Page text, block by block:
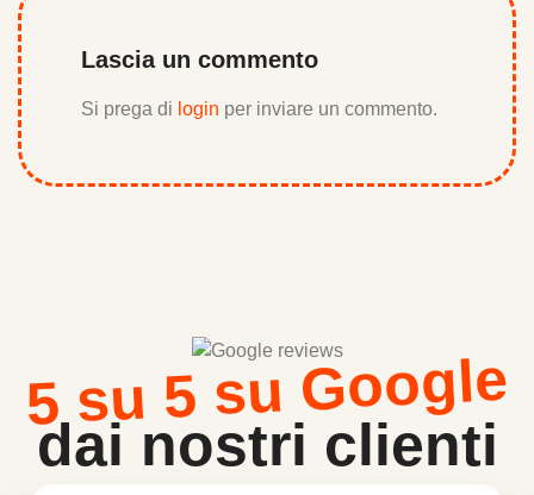
Lascia un commento
Si prega di login per inviare un commento.
5 su 5 su Google
dai nostri clienti